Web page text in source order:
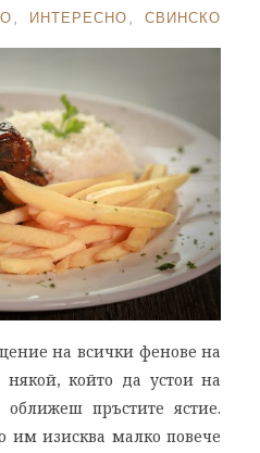
ИНТЕРЕСНО СВИНСКО
на всички фенове на
който да устои на
пръстите ястие.
им изисква малко повече